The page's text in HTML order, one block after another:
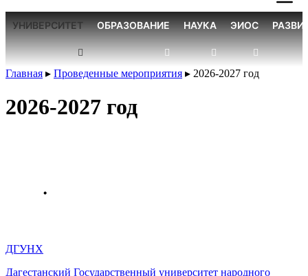
УНИВЕРСИТЕТ ОБРАЗОВАНИЕ НАУКА ЭИОС
Главная ▸ Проведенные мероприятия ▸ 2026-2027 год
2026-2027 год
ДГУНХ
Дагестанский Государственный университет народного